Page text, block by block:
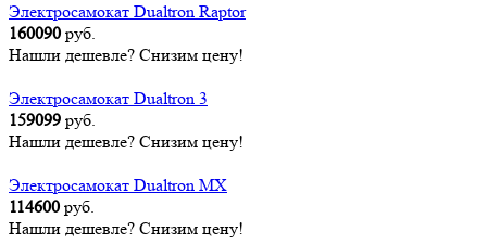
Электросамокат Dualtron Raptor
160090 руб.
Нашли дешевле? Снизим цену!
Электросамокат Dualtron 3
159099 руб.
Нашли дешевле? Снизим цену!
Электросамокат Dualtron MX
114600 руб.
Нашли дешевле? Снизим цену!